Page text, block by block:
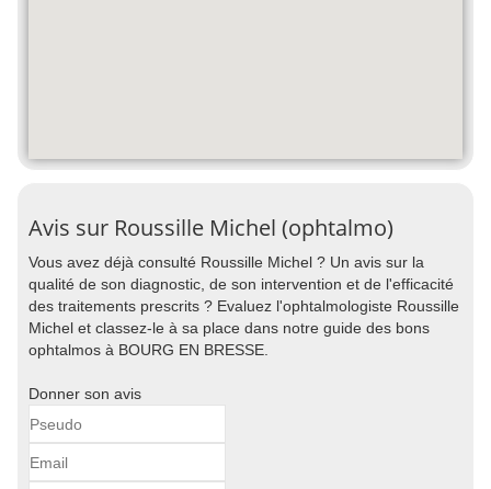
Avis sur Roussille Michel (ophtalmo)
Vous avez déjà consulté Roussille Michel ? Un avis sur la
qualité de son diagnostic, de son intervention et de l'efficacité
des traitements prescrits ? Evaluez l'ophtalmologiste Roussille
Michel et classez-le à sa place dans notre guide des bons
ophtalmos à BOURG EN BRESSE.
Donner son avis